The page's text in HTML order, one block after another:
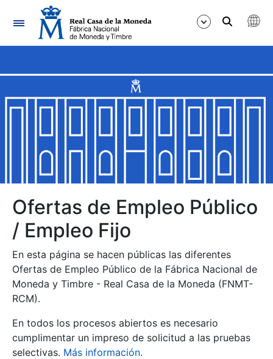
Navegación
Mostrar/Ocultar
Mostrar/Ocultar
Mostrar/Ocultar
Mostrar/Ocultar
Mostrar/Ocultar
Ofertas de Empleo Público
/ Empleo Fijo
En esta página se hacen públicas las diferentes
Ofertas de Empleo Público de la Fábrica Nacional de
Moneda y Timbre - Real Casa de la Moneda (FNMT-
RCM).
En todos los procesos abiertos es necesario
cumplimentar un impreso de solicitud a las pruebas
selectivas. Más información.